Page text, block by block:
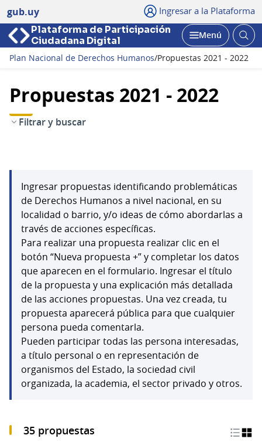
gub.uy Ingresar a la Plataforma
Plataforma de Participación
Ciudadana Digital
Abrir
Menú
Plan Nacional de Derechos Humanos/Propuestas 2021 - 2022
Propuestas 2021 - 2022
Filtrar y buscar
Ingresar propuestas identificando problemáticas
de Derechos Humanos a nivel nacional, en su
localidad o barrio, y/o ideas de cómo abordarlas a
través de acciones específicas.
Para realizar una propuesta realizar clic en el
botón “Nueva propuesta +” y completar los datos
que aparecen en el formulario. Ingresar el título
de la propuesta y una explicación más detallada
de las acciones propuestas. Una vez creada, tu
propuesta aparecerá pública para que cualquier
persona pueda comentarla.
Pueden participar todas las persona interesadas,
a título personal o en representación de
organismos del Estado, la sociedad civil
organizada, la academia, el sector privado y otros.
35 propuestas